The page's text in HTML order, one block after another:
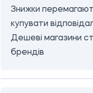
Знижки
купувати
Дешеві магазини
брендів